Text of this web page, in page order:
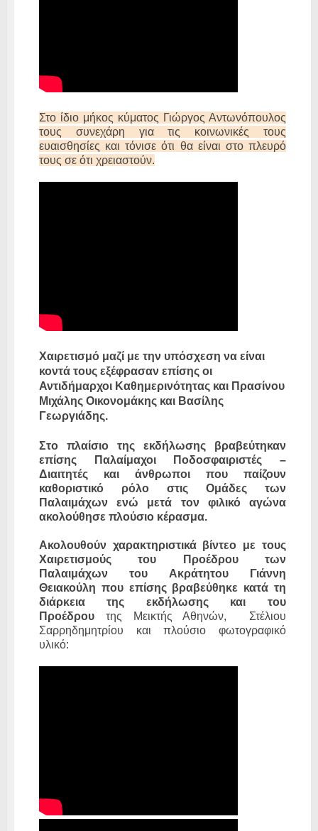
Στο ίδιο μήκος κύματος Γιώργος Αντωνόπουλος
τους συνεχάρη για τις κοινωνικές τους
ευαισθησίες και τόνισε ότι θα είναι στο πλευρό
τους σε ότι χρειαστούν.
Χαιρετισμό μαζί με την υπόσχεση να είναι
κοντά τους εξέφρασαν επίσης οι
Αντιδήμαρχοι Καθημερινότητας και Πρασίνου
Μιχάλης Οικονομάκης και Βασίλης
Γεωργιάδης.
Στο πλαίσιο της εκδήλωσης βραβεύτηκαν
επίσης Παλαίμαχοι Ποδοσφαιριστές –
Διαιτητές και άνθρωποι που παίζουν
καθοριστικό ρόλο στις Ομάδες των
Παλαιμάχων ενώ μετά τον φιλικό αγώνα
ακολούθησε πλούσιο κέρασμα.
Ακολουθούν χαρακτηριστικά βίντεο με τους
Χαιρετισμούς του Προέδρου των
Παλαιμάχων του Ακράτητου Γιάννη
Θειακούλη που επίσης βραβεύθηκε κατά τη
διάρκεια της εκδήλωσης και του
Προέδρου της Μεικτής Αθηνών, Στέλιου
Σαρρηδημητρίου και πλούσιο φωτογραφικό
υλικό: